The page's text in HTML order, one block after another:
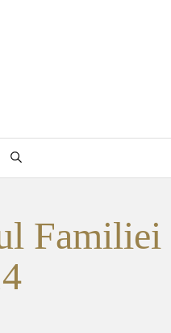
Familiei